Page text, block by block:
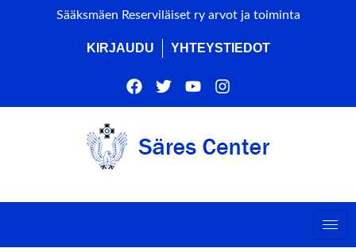
Sääksmäen Reserviläiset ry arvot ja toiminta
KIRJAUDU YHTEYSTIEDOT